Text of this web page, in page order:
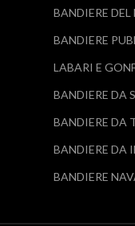
BANDIERE
BANDIERE
LABARI E
BANDIERE DA
BANDIERE DA
BANDIERE DA
BANDIERE